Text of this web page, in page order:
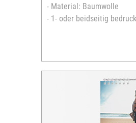
- Material: Baumwolle
- 1- oder beidseitig
Format: 30x45 cm
ausbelichtet auf